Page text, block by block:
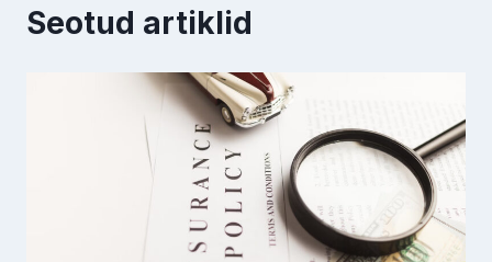
Seotud artiklid